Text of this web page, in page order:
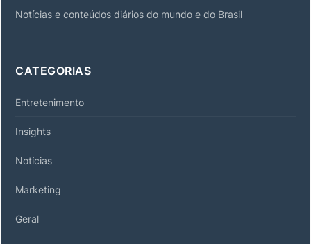
Notícias e conteúdos diários do mundo e do Brasil
CATEGORIAS
Entretenimento
Insights
Notícias
Marketing
Geral